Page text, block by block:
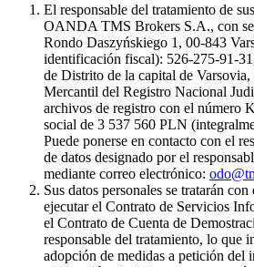
El responsable del tratamiento de
OANDA TMS Brokers S.A., con
Rondo Daszyńskiego 1, 00-843
identificación fiscal): 526-275-91-
de Distrito de la capital de
Mercantil del Registro Nacional
archivos de registro con el número
social de 3 537 560 PLN
Puede ponerse en contacto con el
de datos designado por el
mediante correo electrónico:
Sus datos personales se tratarán
ejecutar el Contrato de Servicios
el Contrato de Cuenta de
responsable del tratamiento, lo que
adopción de medidas a petición del